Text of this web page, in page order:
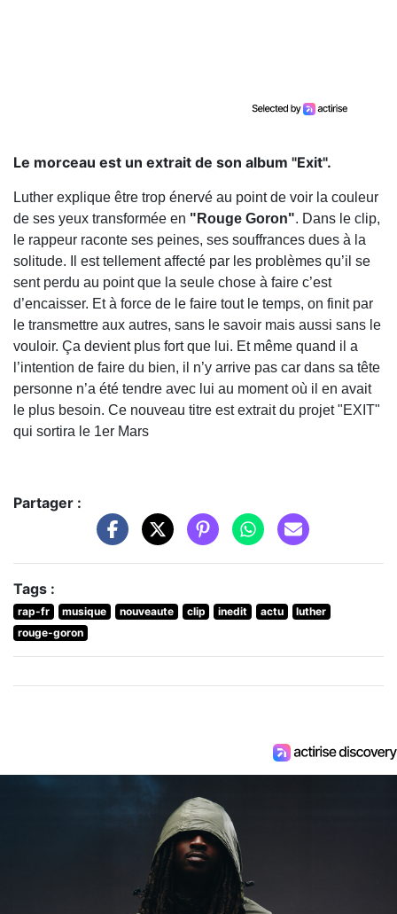
Le morceau est un extrait de son album "Exit".
Luther explique être trop énervé au point de voir la couleur
de ses yeux transformée en "Rouge Goron". Dans le clip,
le rappeur raconte ses peines, ses souffrances dues à la
solitude. Il est tellement affecté par les problèmes qu’il se
sent perdu au point que la seule chose à faire c’est
d’encaisser. Et à force de le faire tout le temps, on finit par
le transmettre aux autres, sans le savoir mais aussi sans le
vouloir. Ça devient plus fort que lui. Et même quand il a
l’intention de faire du bien, il n’y arrive pas car dans sa tête
personne n’a été tendre avec lui au moment où il en avait
le plus besoin. Ce nouveau titre est extrait du projet "EXIT"
qui sortira le 1er Mars
Partager :
Tags :
rap-fr musique nouveaute clip inedit actu
luther
rouge-goron